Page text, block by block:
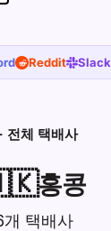
Reddit Slack
전체 택배사
홍콩
개 택배사